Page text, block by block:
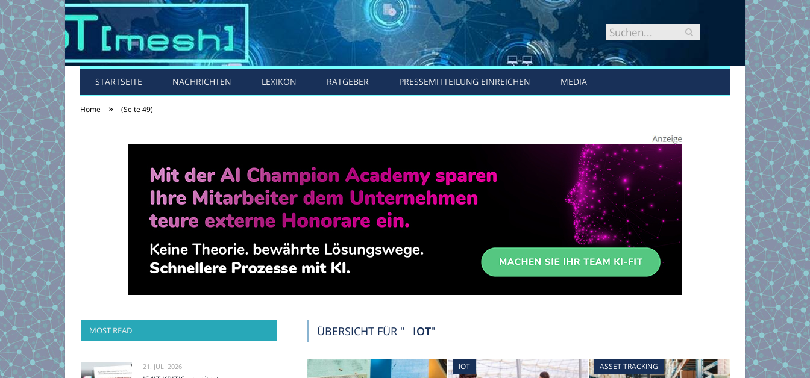
STARTSEITE NACHRICHTEN LEXIKON RATGEBER PRESSEMITTEILUNG EINREICHEN MEDIA
Home » (Seite 49)
ÜBERSICHT FÜR " IOT"
IOT ASSET TRACKING
MOST READ
21. JULI 2026